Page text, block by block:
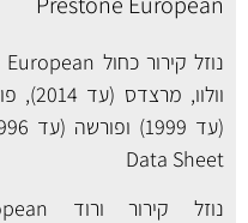
(עד 1999) ופורשה (עד 1996). מידע טכני:
Data Sheet